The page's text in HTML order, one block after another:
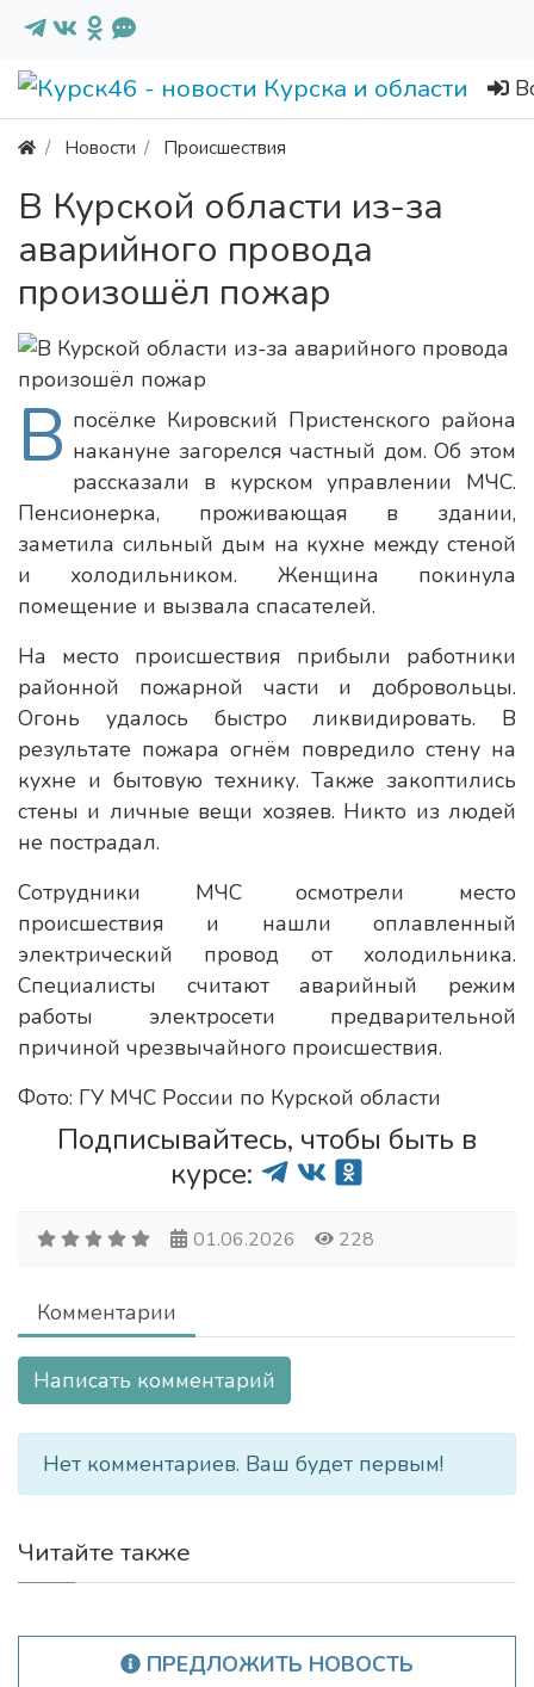
Новости Происшествия
В Курской области из-за
аварийного провода
произошёл пожар
В посёлке Кировский Пристенского района
накануне загорелся частный дом. Об этом
рассказали в курском управлении МЧС.
Пенсионерка, проживающая в здании,
заметила сильный дым на кухне между стеной
и холодильником. Женщина покинула
помещение и вызвала спасателей.
На место происшествия прибыли работники
районной пожарной части и добровольцы.
Огонь удалось быстро ликвидировать. В
результате пожара огнём повредило стену на
кухне и бытовую технику. Также закоптились
стены и личные вещи хозяев. Никто из людей
не пострадал.
Сотрудники МЧС осмотрели место
происшествия и нашли оплавленный
электрический провод от холодильника.
Специалисты считают аварийный режим
работы электросети предварительной
причиной чрезвычайного происшествия.
Фото: ГУ МЧС России по Курской области
Подписывайтесь, чтобы быть в
курсе:
01.06.2026 228
Комментарии
Написать комментарий
Нет комментариев. Ваш будет первым!
Читайте также
ПРЕДЛОЖИТЬ НОВОСТЬ